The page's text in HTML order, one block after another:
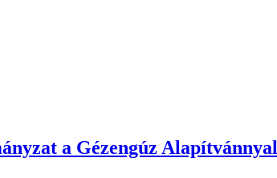
a Gézengúz Alapítvánnyal